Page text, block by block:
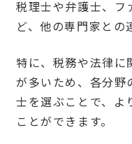
税理士や弁護士、フ
ど、他の専門家との
特に、税務や法律に
が多いため、各分野
士を選ぶことで、よ
ことができます。